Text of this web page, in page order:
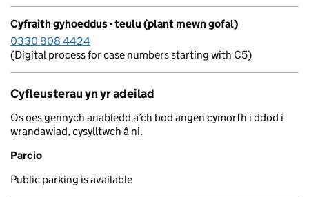
Cyfraith gyhoeddus - teulu (plant mewn gofal)
0330 808 4424
(Digital process for case numbers starting with C5)
Cyfleusterau yn yr adeilad
Os oes gennych anabledd a’ch bod angen cymorth i ddod i
wrandawiad, cysylltwch â ni.
Parcio
Public parking is available